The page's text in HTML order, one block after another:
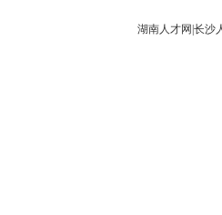
湖南人才网 长沙